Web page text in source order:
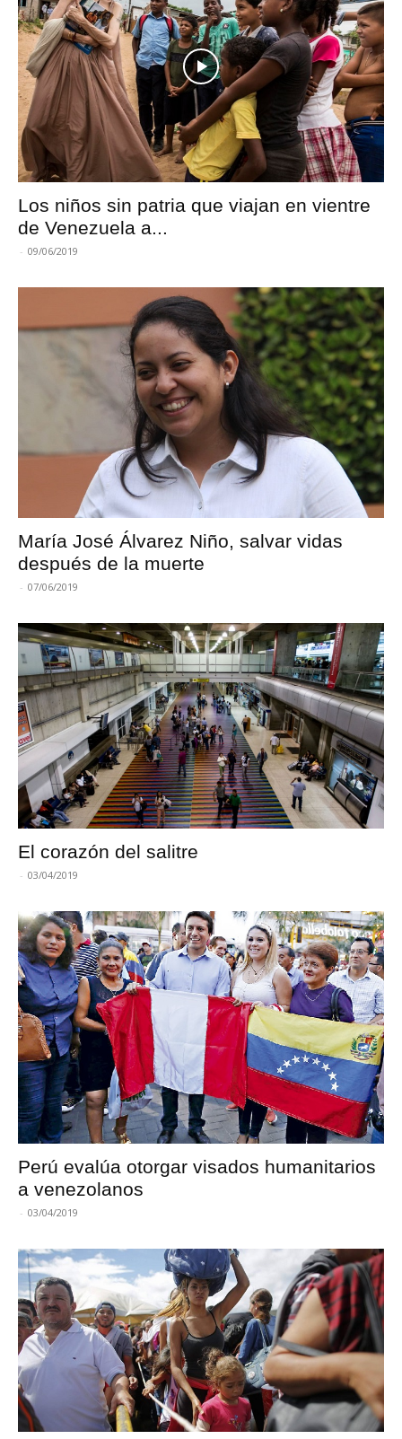
Los niños sin patria que viajan en vientre
de Venezuela a...
- 09/06/2019
María José Álvarez Niño, salvar vidas
después de la muerte
- 07/06/2019
El corazón del salitre
- 03/04/2019
Perú evalúa otorgar visados humanitarios
a venezolanos
- 03/04/2019